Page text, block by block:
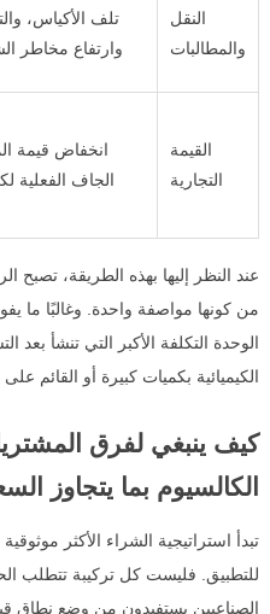
النقل
والمطالبات
تلف الأكياس،
وارتفاع مخاطر
القيمة
التجارية
انخفاض قيمة
الجاف الفعلية
عند النظر إليها بهذه الطريقة، تصبح
من كونها مواصفة واحدة. وغالبًا ما
الوحدة التكلفة الأكبر التي تنشأ بعد
الكيميائية بكميات كبيرة أو القائم على
كيف ينبغي لفرق
الكالسيوم بما يتجاوز
تبدأ استراتيجية الشراء الأكثر
للتطبيق. فليست كل تركيبة تتطلب